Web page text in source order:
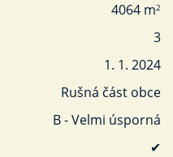
4064 m2
3
1. 1. 2024
Rušná část obce
B - Velmi úsporná
✔